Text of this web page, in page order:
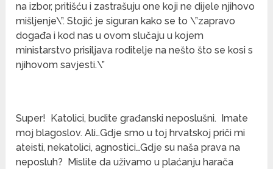
na izbor, pritišću i zastrašuju one koji ne dijele njihovo
mišljenje\”. Stojić je siguran kako se to \”zapravo
događa i kod nas u ovom slučaju u kojem
ministarstvo prisiljava roditelje na nešto što se kosi s
njihovom savjesti.\”
Super! Katolici, budite građanski neposlušni. Imate
moj blagoslov. Ali…Gdje smo u toj hrvatskoj priči mi
ateisti, nekatolici, agnostici…Gdje su naša prava na
neposluh? Mislite da uživamo u plaćanju harača